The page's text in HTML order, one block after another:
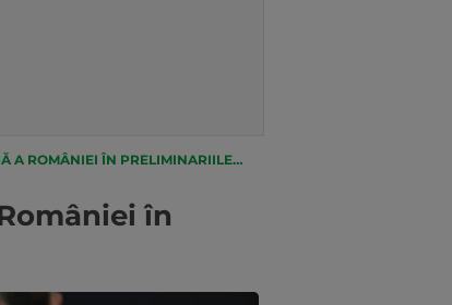
PRELIMINARIILE CHAMPIONS LEAGUE!
în